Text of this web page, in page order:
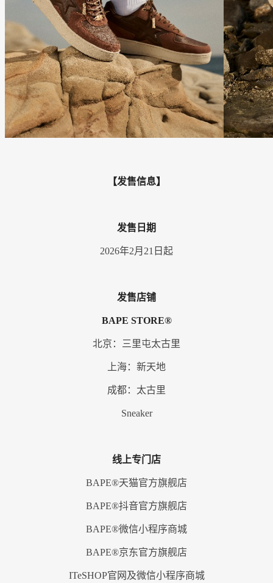
【发售信息】
发售日期
2026年2月21日起
发售店铺
BAPE STORE®
北京：三里屯太古里
上海：新天地
成都：太古里
Sneaker
线上专门店
BAPE®天猫官方旗舰店
BAPE®抖音官方旗舰店
BAPE®微信小程序商城
BAPE®京东官方旗舰店
ITeSHOP官网及微信小程序商城